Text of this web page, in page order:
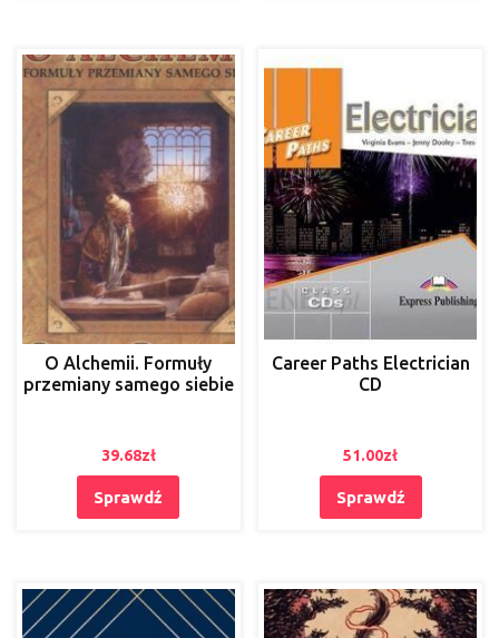
O Alchemii. Formuły
przemiany samego siebie
39.68zł
Sprawdź
Career Paths Electrician
CD
51.00zł
Sprawdź